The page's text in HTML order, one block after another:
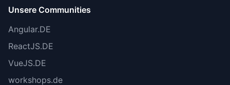
Unsere Communities
Angular.DE
ReactJS.DE
VueJS.DE
workshops.de